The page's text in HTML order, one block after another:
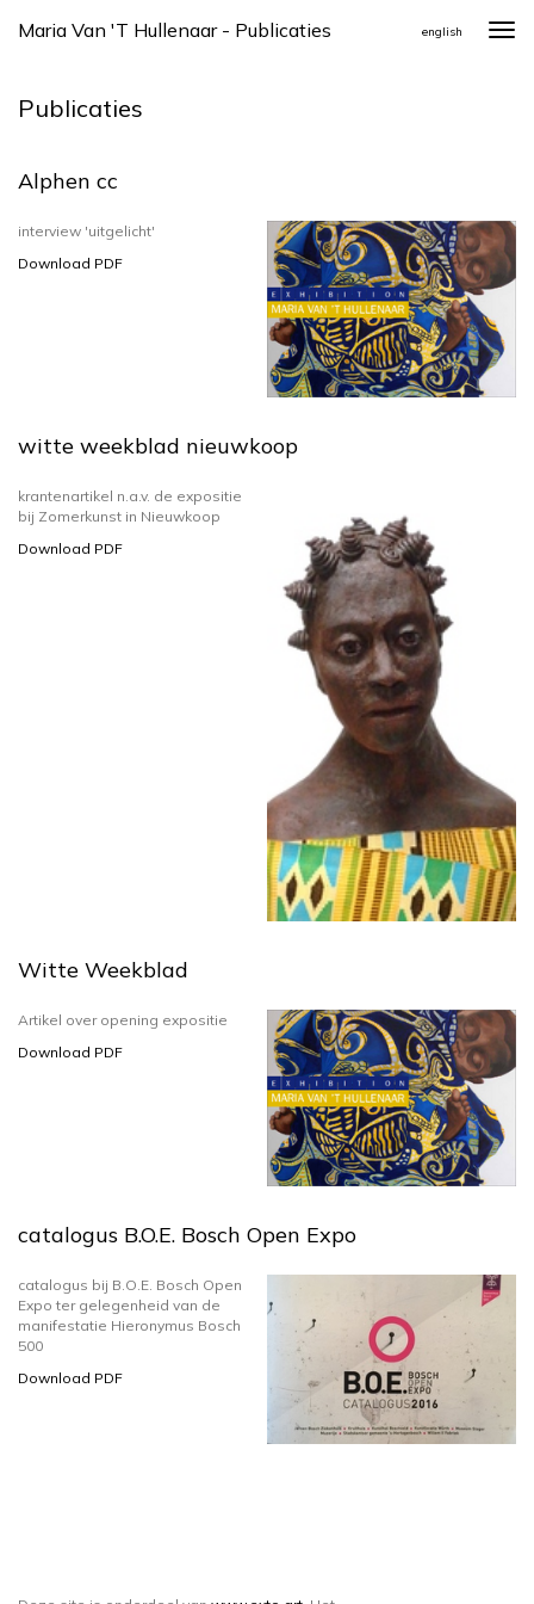
Maria Van 't Hullenaar - Publicaties english
Publicaties
Alphen cc
interview 'uitgelicht'
Download PDF
witte weekblad nieuwkoop
krantenartikel n.a.v. de expositie
bij Zomerkunst in Nieuwkoop
Download PDF
Witte Weekblad
Artikel over opening expositie
Download PDF
catalogus B.O.E. Bosch Open Expo
catalogus bij B.O.E. Bosch Open
Expo ter gelegenheid van de
manifestatie Hieronymus Bosch
500
Download PDF